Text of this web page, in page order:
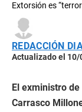
Extorsión es
REDACCIÓN
Actualizado el 10/
El exministro
Carrasco